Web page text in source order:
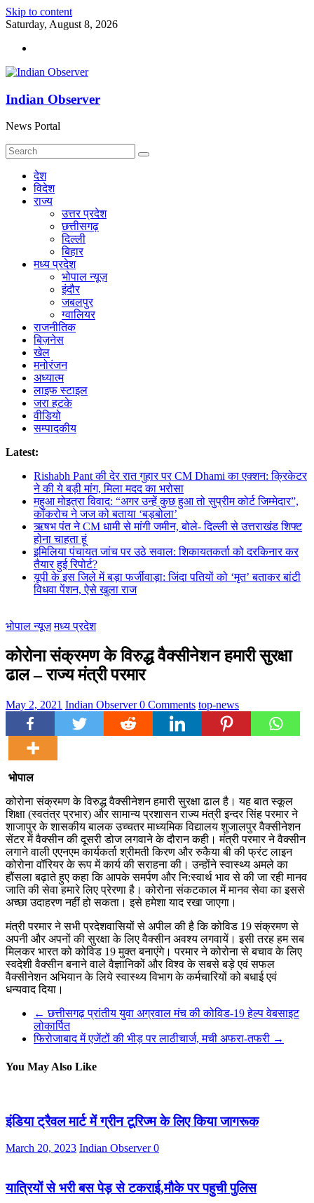
Skip to content
Saturday, August 8, 2026
Indian Observer
News Portal
देश
विदेश
राज्य
उत्तर प्रदेश
छत्तीसगढ़
दिल्ली
बिहार
मध्य प्रदेश
भोपाल न्यूज़
इंदौर
जबलपुर
ग्वालियर
राजनीतिक
बिज़नेस
खेल
मनोरंजन
अध्यात्म
लाइफ स्टाइल
जरा हटके
वीडियो
सम्पादकीय
Latest:
Rishabh Pant की देर रात गुहार पर CM Dhami का एक्शन: क्रिकेटर
ने की ये बड़ी मांग, मिला मदद का भरोसा
महुआ मोइत्रा विवाद: “अगर उन्हें कुछ हुआ तो सुप्रीम कोर्ट जिम्मेदार”,
कॉकरोच ने जज को बताया ‘बड़बोला’
ऋषभ पंत ने CM धामी से मांगी जमीन, बोले- दिल्ली से उत्तराखंड शिफ्ट
होना चाहता हूं
इमिलिया पंचायत जांच पर उठे सवाल: शिकायतकर्ता को दरकिनार कर
तैयार हुई रिपोर्ट?
यूपी के इस जिले में बड़ा फर्जीवाड़ा: जिंदा पतियों को ‘मृत’ बताकर बांटी
विधवा पेंशन, ऐसे खुला राज
भोपाल न्यूज़ मध्य प्रदेश
कोरोना संक्रमण के विरुद्ध वैक्सीनेशन हमारी सुरक्षा
ढाल – राज्य मंत्री परमार
May 2, 2021 Indian Observer0 Comments top-news
भोपाल
कोरोना संक्रमण के विरुद्ध वैक्सीनेशन हमारी सुरक्षा ढाल है। यह बात स्कूल
शिक्षा (स्वतंत्र प्रभार) और सामान्य प्रशासन राज्य मंत्री इन्दर सिंह परमार ने
शाजापुर के शासकीय बालक उच्चतर माध्यमिक विद्यालय शुजालपुर वैक्सीनेशन
सेंटर में वैक्सीन की दूसरी डोज लगवाने के दौरान कही। मंत्री परमार ने वैक्सीन
लगाने वाली एएनएम कार्यकर्ता श्रीमती किरण और रुकैया बी की फ्रंट लाइन
कोरोना वॉरियर के रूप में कार्य की सराहना की। उन्होंने स्वास्थ्य अमले का
हौंसला बढ़ाते हुए कहा कि आपके समर्पण और नि:स्वार्थ भाव से की जा रही मानव
जाति की सेवा हमारे लिए प्रेरणा है। कोरोना संकटकाल में मानव सेवा का इससे
अच्छा उदाहरण नहीं हो सकता। इसे हमेशा याद रखा जाएगा।
मंत्री परमार ने सभी प्रदेशवासियों से अपील की है कि कोविड 19 संक्रमण से
अपनी और अपनों की सुरक्षा के लिए वैक्सीन अवश्य लगवायें। इसी तरह हम सब
मिलकर भारत को कोविड 19 मुक्त बनाएंगे। परमार ने कोरोना से बचाव के लिए
स्वदेशी वैक्सीन बनाने वाले वैज्ञानिकों और विश्व के सबसे बड़े एवं सफल
वैक्सीनेशन अभियान के लिये स्वास्थ्य विभाग के कर्मचारियों को बधाई एवं
धन्यवाद दिया।
← छत्तीसगढ़ प्रांतीय युवा अग्रवाल मंच की कोविड-19 हेल्प वेबसाइट
लोकार्पित
फिरोजाबाद में एजेंटों की भीड़ पर लाठीचार्ज, मची अफरा-तफरी →
You May Also Like
इंडिया ट्रैवल मार्ट में ग्रीन टूरिज्म के लिए किया जागरूक
March 20, 2023 Indian Observer0
यात्रियों से भरी बस पेड़ से टकराई,मौके पर पहुची पुलिस